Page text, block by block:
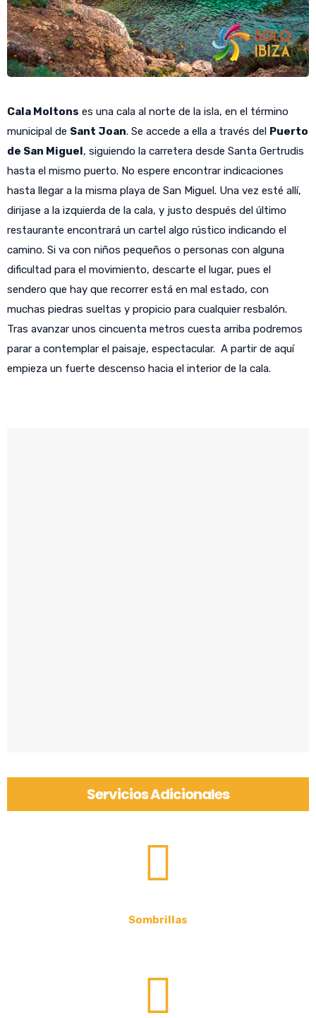
Cala Moltons es una cala al norte de la isla, en el término
municipal de Sant Joan. Se accede a ella a través del Puerto
de San Miguel, siguiendo la carretera desde Santa Gertrudis
hasta el mismo puerto. No espere encontrar indicaciones
hasta llegar a la misma playa de San Miguel. Una vez esté allí,
dirijase a la izquierda de la cala, y justo después del último
restaurante encontrará un cartel algo rústico indicando el
camino. Si va con niños pequeños o personas con alguna
dificultad para el movimiento, descarte el lugar, pues el
sendero que hay que recorrer está en mal estado, con
muchas piedras sueltas y propicio para cualquier resbalón.
Tras avanzar unos cincuenta metros cuesta arriba podremos
parar a contemplar el paisaje, espectacular. A partir de aquí
empieza un fuerte descenso hacia el interior de la cala.
Servicios Adicionales
Sombrillas